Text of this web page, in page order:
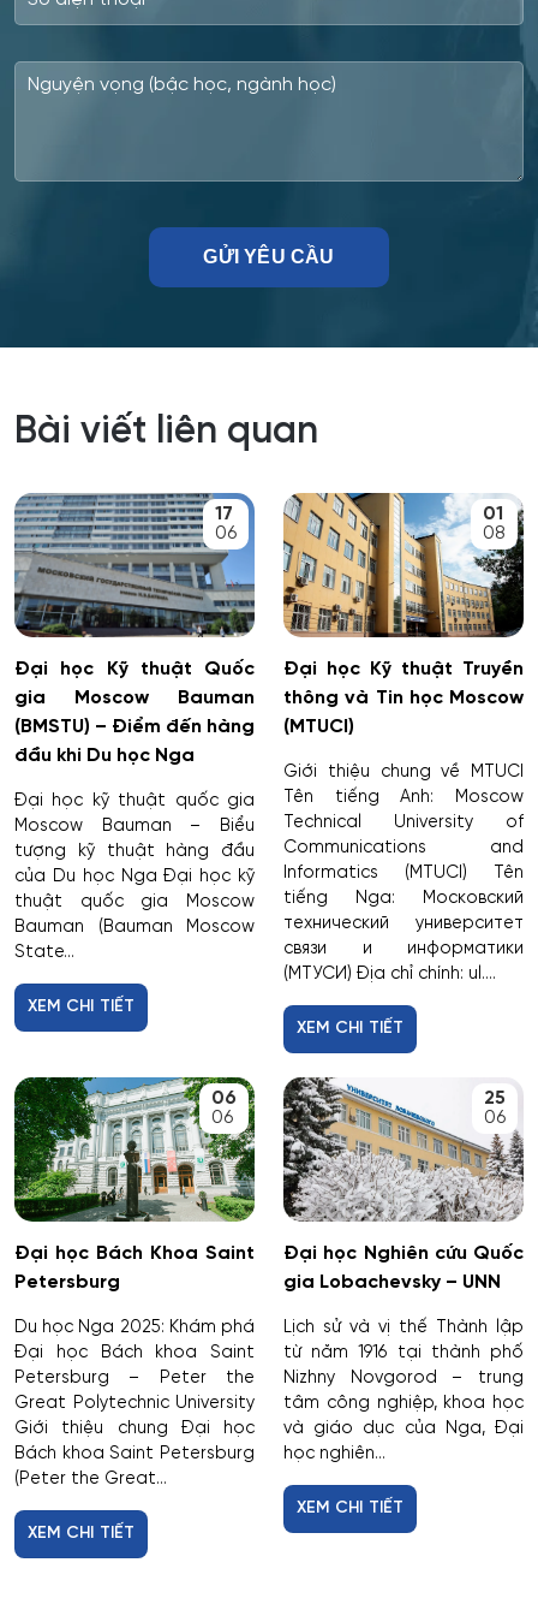
Công nghệ điện tử vi mô
Cơ học và mô hình toán học
Cơ sở hạ tầng nhà ở và xã hội
Cơ điện tử và Robotics
Di truyền học
Du lịch
Du lịch nghỉ dưỡng và hoạt động giải trí
Dân tộc học
Dược
Dược công nghiệp
Dịch vụ
Giám sát thông minh
Giám định tư pháp
Giáo dục chuyên nghiệp
Giáo dục sư phạm
Giáo dục thể chất
Giáo dục và sư phạm
Bài viết liên quan
17
06
Đại học Kỹ thuật Quốc
gia Moscow Bauman
(BMSTU) – Điểm đến hàng
đầu khi Du học Nga
Đại học kỹ thuật quốc gia
Moscow Bauman – Biểu
tượng kỹ thuật hàng đầu
của Du học Nga Đại học kỹ
thuật quốc gia Moscow
Bauman (Bauman Moscow
State...
XEM CHI TIẾT
01
08
Đại học Kỹ thuật Truyền
thông và Tin học Moscow
(MTUCI)
Giới thiệu chung về MTUCI
Tên tiếng Anh: Moscow
Technical University of
Communications and
Informatics (MTUCI) Tên
tiếng Nga: Московский
технический университет
связи и информатики
(МТУСИ) Địa chỉ chính: ul....
XEM CHI TIẾT
06
06
Đại học Bách Khoa Saint
Petersburg
Du học Nga 2025: Khám phá
Đại học Bách khoa Saint
Petersburg – Peter the
Great Polytechnic University
Giới thiệu chung Đại học
Bách khoa Saint Petersburg
(Peter the Great...
XEM CHI TIẾT
25
06
Đại học Nghiên cứu Quốc
gia Lobachevsky – UNN
Lịch sử và vị thế Thành lập
từ năm 1916 tại thành phố
Nizhny Novgorod – trung
tâm công nghiệp, khoa học
và giáo dục của Nga, Đại
học nghiên...
XEM CHI TIẾT